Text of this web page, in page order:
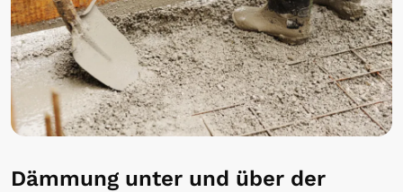
Dämmung unter und über der